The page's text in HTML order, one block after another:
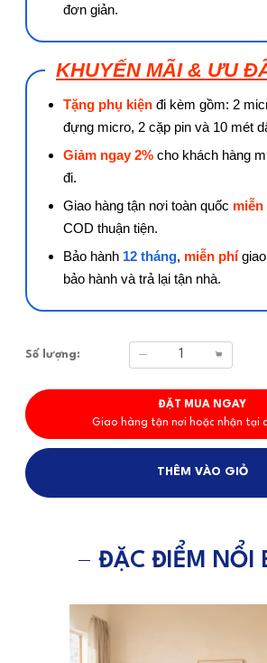
đơn giản.
KHUYẾN MÃI & ƯU
Tặng phụ kiện đi kèm gồm: 2
đựng micro, 2 cặp pin và 10 mét
Giảm ngay 2% cho khách hàng
đi.
Giao hàng tận nơi toàn quốc miễn
COD thuận tiện.
Bảo hành 12 tháng, miễn phí
bảo hành và trả lại tận nhà.
Số lượng:
ĐẶT MUA NGAY
Giao hàng tận nơi hoặc nhận tại
THÊM VÀO GIỎ
ĐẶC ĐIỂM NỔI